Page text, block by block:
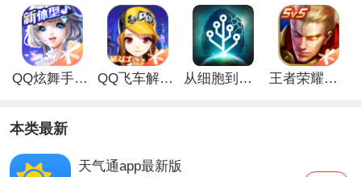
QQ炫舞手游解锁版 QQ飞车解锁版无限钻石最新版 从细胞到奇点手游 王者荣耀无限点券解锁版
本类最新
天气通app最新版